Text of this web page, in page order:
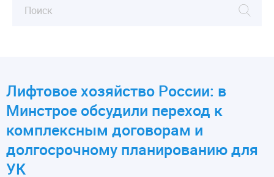
Лифтовое хозяйство России: в
Минстрое обсудили переход к
комплексным договорам и
долгосрочному планированию для
УК